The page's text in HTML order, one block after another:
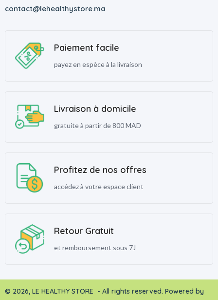
contact@lehealthystore.ma
Paiement facile
payez en espèce à la livraison
Livraison à domicile
gratuite à partir de 800 MAD
Profitez de nos offres
accédez à votre espace client
Retour Gratuit
et remboursement sous 7J
© 2026, LE HEALTHY STORE - All rights reserved. Powered by